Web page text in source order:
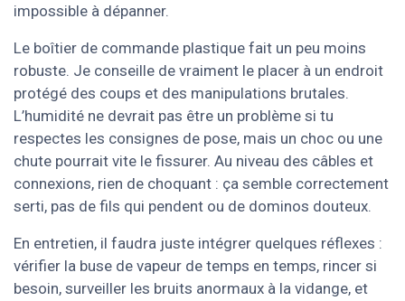
impossible à dépanner.
Le boîtier de commande plastique fait un peu moins
robuste. Je conseille de vraiment le placer à un endroit
protégé des coups et des manipulations brutales.
L’humidité ne devrait pas être un problème si tu
respectes les consignes de pose, mais un choc ou une
chute pourrait vite le fissurer. Au niveau des câbles et
connexions, rien de choquant : ça semble correctement
serti, pas de fils qui pendent ou de dominos douteux.
En entretien, il faudra juste intégrer quelques réflexes :
vérifier la buse de vapeur de temps en temps, rincer si
besoin, surveiller les bruits anormaux à la vidange, et